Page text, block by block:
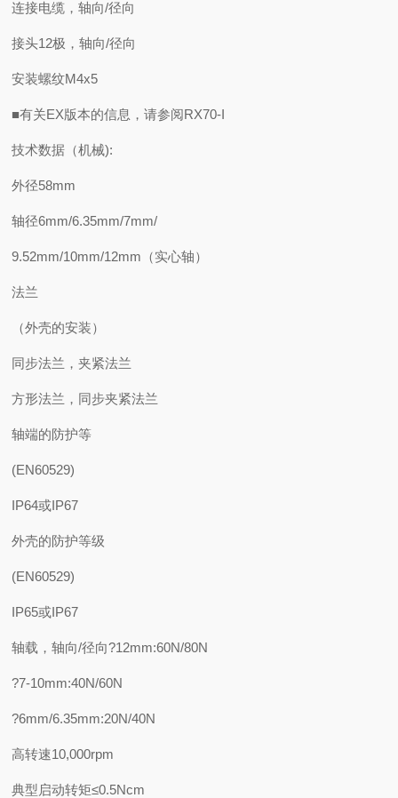
连接电缆，轴向/径向
接头12极，轴向/径向
安装螺纹M4x5
■有关EX版本的信息，请参阅RX70-I
技术数据（机械):
外径58mm
轴径6mm/6.35mm/7mm/
9.52mm/10mm/12mm（实心轴）
法兰
（外壳的安装）
同步法兰，夹紧法兰
方形法兰，同步夹紧法兰
轴端的防护等
(EN60529)
IP64或IP67
外壳的防护等级
(EN60529)
IP65或IP67
轴载，轴向/径向?12mm:60N/80N
?7-10mm:40N/60N
?6mm/6.35mm:20N/40N
高转速10,000rpm
典型启动转矩≤0.5Ncm